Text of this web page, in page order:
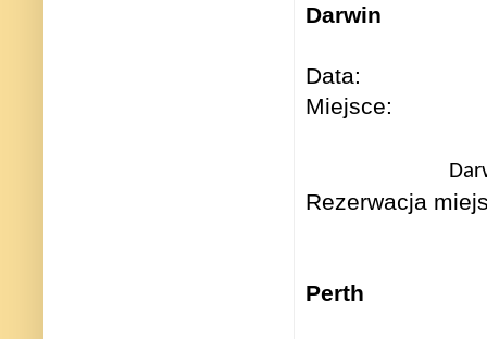
Darwin
Data:
Miejsce:
Rezerwacja
Perth